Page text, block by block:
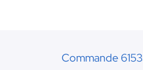
Commande